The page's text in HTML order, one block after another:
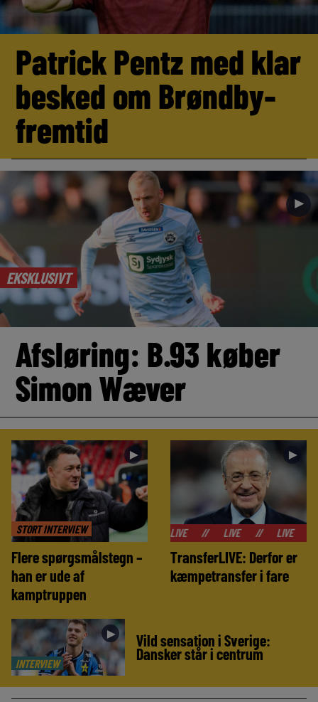
Patrick Pentz med klar
besked om Brøndby-
fremtid
EKSKLUSIVT
►
Afsløring: B.93 køber
Simon Wæver
STORT INTERVIEW
►
Flere spørgsmålstegn –
han er ude af
kamptruppen
►
// LIVE LIVE LIVE LIVE
TransferLIVE: Derfor er
kæmpetransfer i fare
INTERVIEW
► Vild sensation i Sverige:
Dansker står i centrum